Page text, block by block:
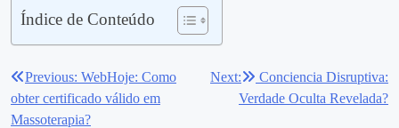
Índice de Conteúdo
Navegação
de
Previous: WebHoje: Como
obter certificado válido em
Massoterapia?
Next:
Conciencia Disruptiva:
Verdade Oculta Revelada?